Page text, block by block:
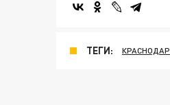
ТЕГИ: КРАСНОДАР